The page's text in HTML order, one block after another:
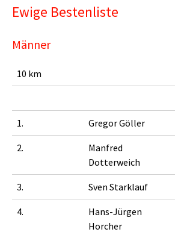
Ewige Bestenliste
Männer
10 km
1. Gregor Göller
2.
Manfred
Dotterweich
3. Sven Starklauf
4.
Hans-Jürgen
Horcher